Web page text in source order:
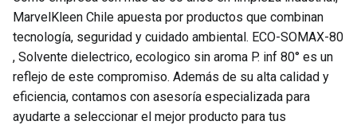
MarvelKleen Chile apuesta por productos que combinan
tecnología, seguridad y cuidado ambiental. ECO-SOMAX-80
, Solvente dielectrico, ecologico sin aroma P. inf 80° es un
reflejo de este compromiso. Además de su alta calidad y
eficiencia, contamos con asesoría especializada para
ayudarte a seleccionar el mejor producto para tus